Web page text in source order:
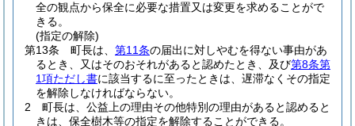
全の観点から保全に必要な措置又は変更を求めることがで
きる。
(指定の解除)
第13条
町長は、 第11条の届出に対しやむを得ない事由があ
るとき、又はそのおそれがあると認めたとき、及び第8条第
1項ただし書に該当するに至ったときは、遅滞なくその指定
を解除しなければならない。
2
町長は、公益上の理由その他特別の理由があると認めると
きは、保全樹木等の指定を解除することができる。